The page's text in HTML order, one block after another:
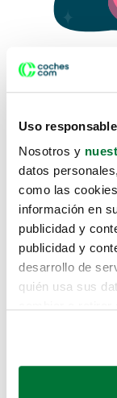
Uso
Nosotros y
datos
como las
información en
publicidad y
publicidad y
desarrollo de
quién usa sus
Si lo permite,
Lo
te
Pero puedes
buscando en
Coches de